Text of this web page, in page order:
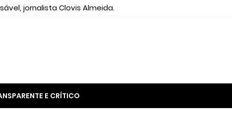
jornalista Clovis Almeida.
E CRÍTICO